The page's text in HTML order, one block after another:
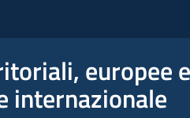
europee e
internazionale